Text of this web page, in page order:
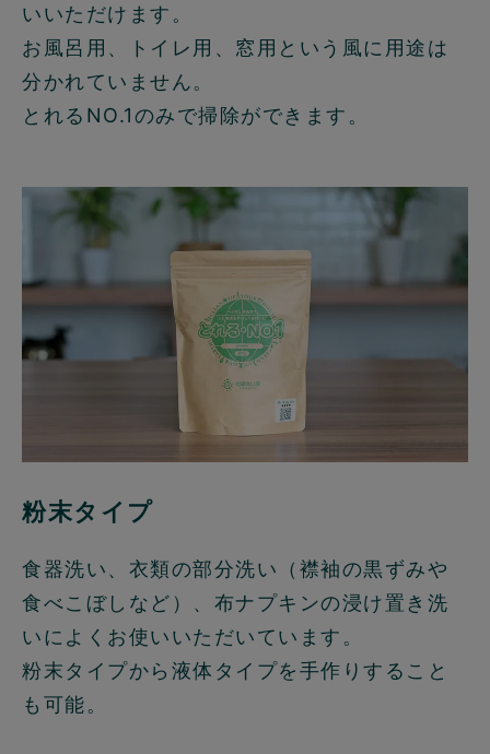
いいただけます。
お風呂用、トイレ用、窓用という風に用途は
分かれていません。
とれるNO.1のみで掃除ができます。
粉末タイプ
食器洗い、衣類の部分洗い（襟袖の黒ずみや
食べこぼしなど）、布ナプキンの浸け置き洗
いによくお使いいただいています。
粉末タイプから液体タイプを手作りすること
も可能。